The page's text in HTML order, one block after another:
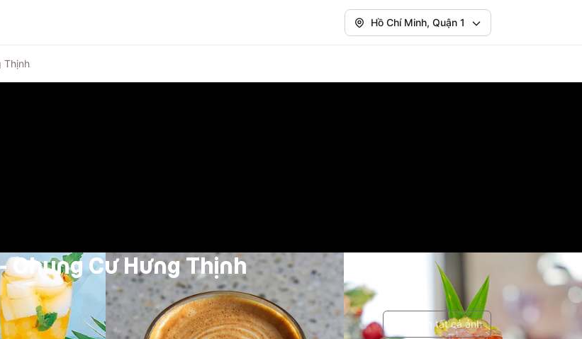
Hồ Chí Minh, Quận 1
Thịnh
Chung Cư Hưng Thịnh
Xem tất cả ảnh